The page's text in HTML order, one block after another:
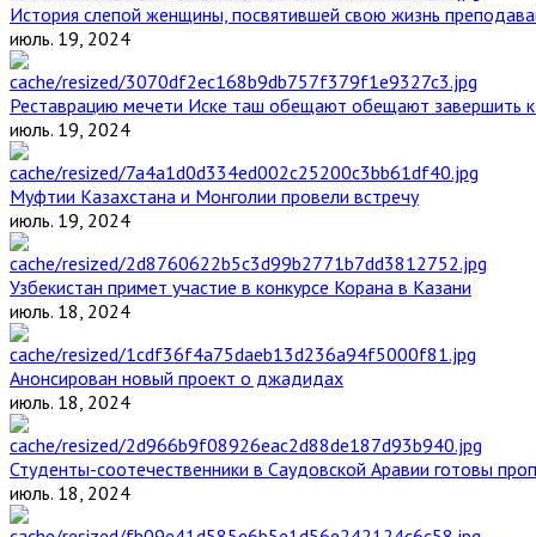
История слепой женщины, посвятившей свою жизнь
июль. 19, 2024
Реставрацию мечети Иске таш обещают обещают завершить к
июль. 19, 2024
Муфтии Казахстана и Монголии провели встречу
июль. 19, 2024
Узбекистан примет участие в конкурсе Корана в Казани
июль. 18, 2024
Анонсирован новый проект о джадидах
июль. 18, 2024
Студенты-соотечественники в Саудовской Аравии готовы
июль. 18, 2024